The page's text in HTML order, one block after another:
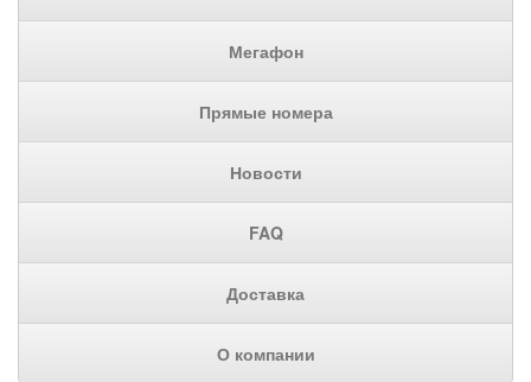
Мегафон
Прямые номера
Новости
FAQ
Доставка
О компании